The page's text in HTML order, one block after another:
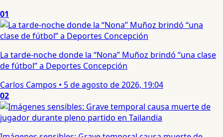
01
La tarde-noche donde la “Nona” Muñoz brindó “una clase
de fútbol” a Deportes Concepción
Carlos Campos • 5 de agosto de 2026, 19:04
02